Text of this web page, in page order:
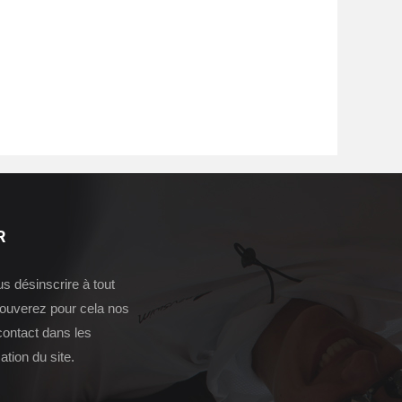
désinscrire à tout
pour cela nos
dans les
du site.